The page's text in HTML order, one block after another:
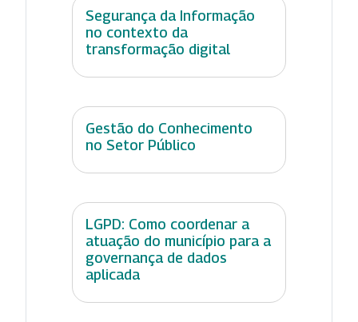
Segurança da Informação
no contexto da
transformação digital
Gestão do Conhecimento
no Setor Público
LGPD: Como coordenar a
atuação do município para a
governança de dados
aplicada